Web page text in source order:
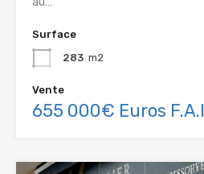
Surface
283 m2
Vente
655 000€ Euros F.A.I